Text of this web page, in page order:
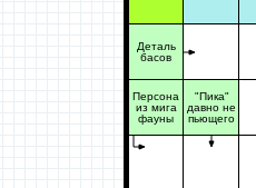
Деталь
басов
Персона
из мига
фауны
"Пика"
давно не
пьющего